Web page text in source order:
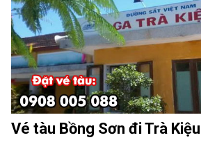
Vé tàu Bồng Sơn đi Trà Kiệu